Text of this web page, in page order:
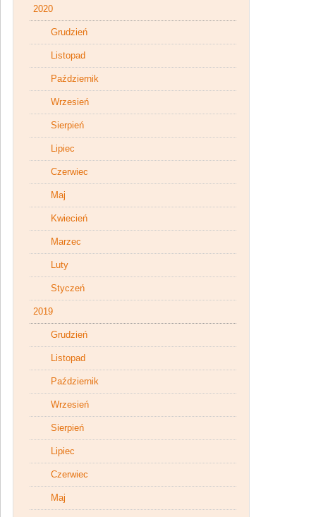
2020
Grudzień
Listopad
Październik
Wrzesień
Sierpień
Lipiec
Czerwiec
Maj
Kwiecień
Marzec
Luty
Styczeń
2019
Grudzień
Listopad
Październik
Wrzesień
Sierpień
Lipiec
Czerwiec
Maj